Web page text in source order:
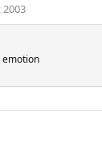
2003
emotion